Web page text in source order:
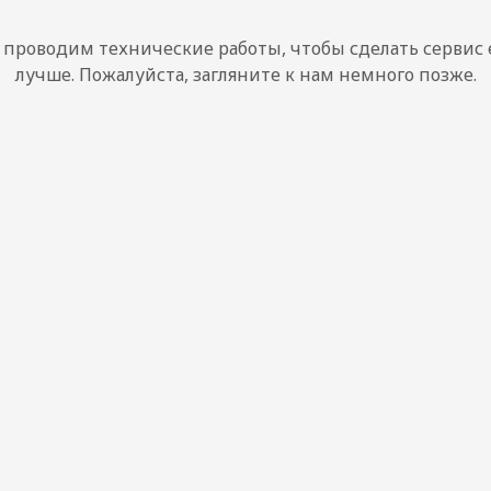
технические работы, чтобы сделать сервис
лучше. Пожалуйста, загляните к нам немного позже.